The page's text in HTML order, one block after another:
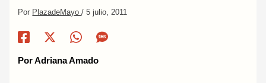
Por PlazadeMayo/5 julio, 2011
Por Adriana Amado